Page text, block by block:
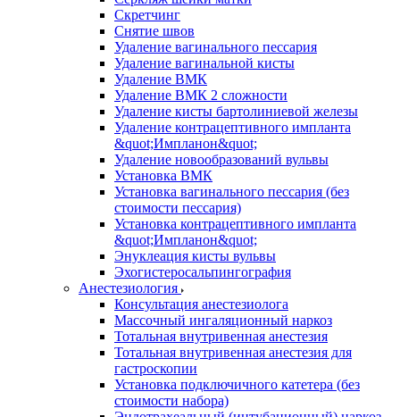
Скретчинг
Снятие швов
Удаление вагинального пессария
Удаление вагинальной кисты
Удаление ВМК
Удаление ВМК 2 сложности
Удаление кисты бартолиниевой железы
Удаление контрацептивного импланта
&quot;Импланон&quot;
Удаление новообразований вульвы
Установка ВМК
Установка вагинального пессария (без
стоимости пессария)
Установка контрацептивного импланта
&quot;Импланон&quot;
Энуклеация кисты вульвы
Эхогистеросальпингография
Анестезиология
Консультация анестезиолога
Массочный ингаляционный наркоз
Тотальная внутривенная анестезия
Тотальная внутривенная анестезия для
гастроскопии
Установка подключичного катетера (без
стоимости набора)